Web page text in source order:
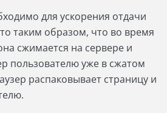
для ускорения отдачи
таким образом, что во время
сжимается на сервере и
пользователю уже в сжатом
распаковывает страницу и